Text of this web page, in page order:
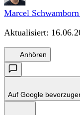
Marcel
Aktualisiert:
Anhören
Auf Google